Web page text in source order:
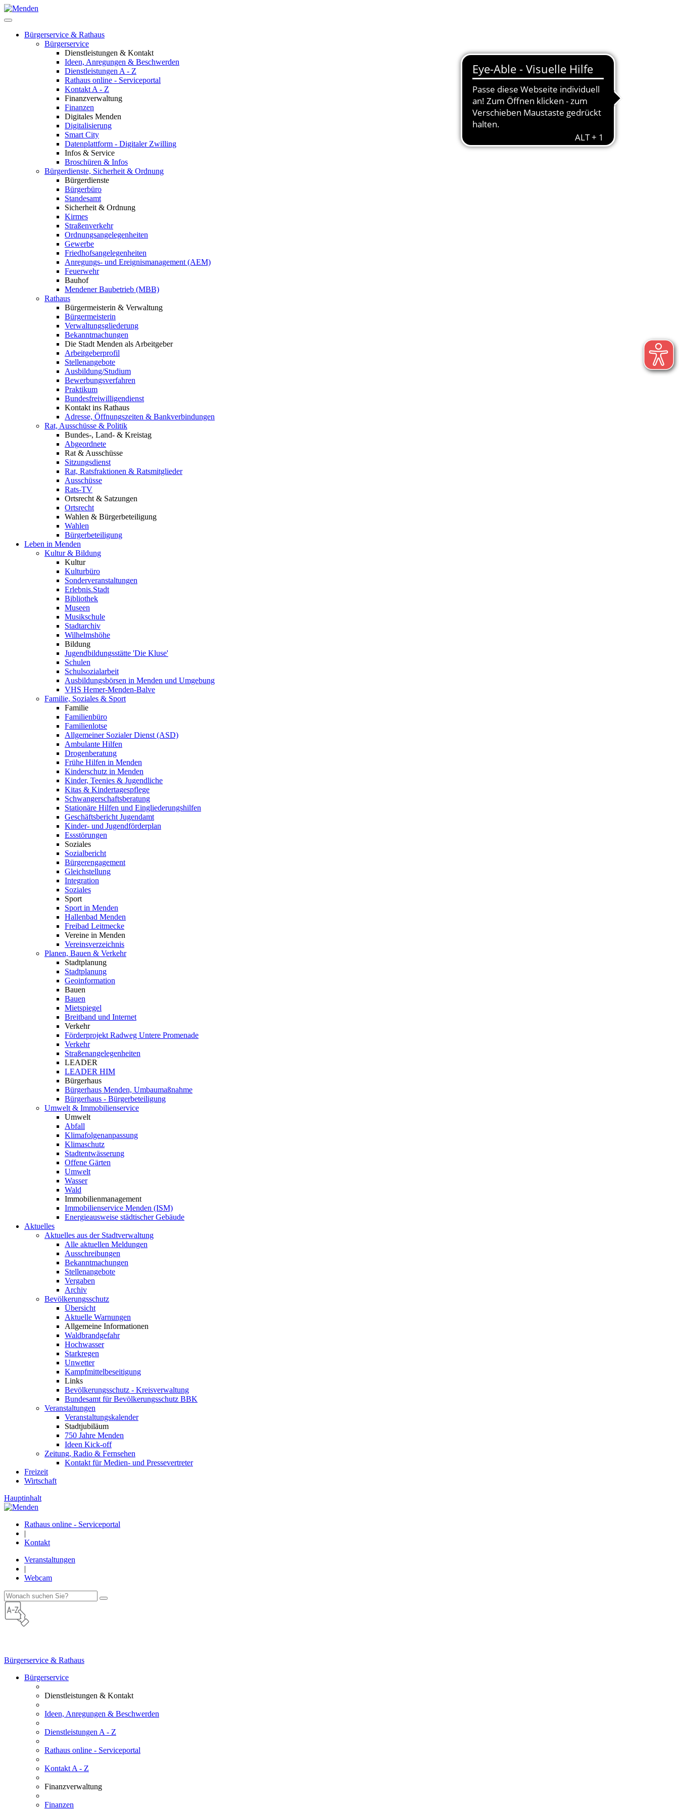
Bürgerservice & Rathaus
Bürgerservice
Dienstleistungen & Kontakt
Ideen, Anregungen & Beschwerden
Dienstleistungen A - Z
Rathaus online - Serviceportal
Kontakt A - Z
Finanzverwaltung
Finanzen
Digitales Menden
Digitalisierung
Smart City
Datenplattform - Digitaler Zwilling
Infos & Service
Broschüren & Infos
Bürgerdienste, Sicherheit & Ordnung
Bürgerdienste
Bürgerbüro
Standesamt
Sicherheit & Ordnung
Kirmes
Straßenverkehr
Ordnungsangelegenheiten
Gewerbe
Friedhofsangelegenheiten
Anregungs- und Ereignismanagement (AEM)
Feuerwehr
Bauhof
Mendener Baubetrieb (MBB)
Rathaus
Bürgermeisterin & Verwaltung
Bürgermeisterin
Verwaltungsgliederung
Bekanntmachungen
Die Stadt Menden als Arbeitgeber
Arbeitgeberprofil
Stellenangebote
Ausbildung/Studium
Bewerbungsverfahren
Praktikum
Bundesfreiwilligendienst
Kontakt ins Rathaus
Adresse, Öffnungszeiten & Bankverbindungen
Rat, Ausschüsse & Politik
Bundes-, Land- & Kreistag
Abgeordnete
Rat & Ausschüsse
Sitzungsdienst
Rat, Ratsfraktionen & Ratsmitglieder
Ausschüsse
Rats-TV
Ortsrecht & Satzungen
Ortsrecht
Wahlen & Bürgerbeteiligung
Wahlen
Bürgerbeteiligung
Leben in Menden
Kultur & Bildung
Kultur
Kulturbüro
Sonderveranstaltungen
Erlebnis.Stadt
Bibliothek
Museen
Musikschule
Stadtarchiv
Wilhelmshöhe
Bildung
Jugendbildungsstätte 'Die Kluse'
Schulen
Schulsozialarbeit
Ausbildungsbörsen in Menden und Umgebung
VHS Hemer-Menden-Balve
Familie, Soziales & Sport
Familie
Familienbüro
Familienlotse
Allgemeiner Sozialer Dienst (ASD)
Ambulante Hilfen
Drogenberatung
Frühe Hilfen in Menden
Kinderschutz in Menden
Kinder, Teenies & Jugendliche
Kitas & Kindertagespflege
Schwangerschaftsberatung
Stationäre Hilfen und Eingliederungshilfen
Geschäftsbericht Jugendamt
Kinder- und Jugendförderplan
Essstörungen
Soziales
Sozialbericht
Bürgerengagement
Gleichstellung
Integration
Soziales
Sport
Sport in Menden
Hallenbad Menden
Freibad Leitmecke
Vereine in Menden
Vereinsverzeichnis
Planen, Bauen & Verkehr
Stadtplanung
Stadtplanung
Geoinformation
Bauen
Bauen
Mietspiegel
Breitband und Internet
Verkehr
Förderprojekt Radweg Untere Promenade
Verkehr
Straßenangelegenheiten
LEADER
LEADER HIM
Bürgerhaus
Bürgerhaus Menden, Umbaumaßnahme
Bürgerhaus - Bürgerbeteiligung
Umwelt & Immobilienservice
Umwelt
Abfall
Klimafolgenanpassung
Klimaschutz
Stadtentwässerung
Offene Gärten
Umwelt
Wasser
Wald
Immobilienmanagement
Immobilienservice Menden (ISM)
Energieausweise städtischer Gebäude
Aktuelles
Aktuelles aus der Stadtverwaltung
Alle aktuellen Meldungen
Ausschreibungen
Bekanntmachungen
Stellenangebote
Vergaben
Archiv
Bevölkerungsschutz
Übersicht
Aktuelle Warnungen
Allgemeine Informationen
Waldbrandgefahr
Hochwasser
Starkregen
Unwetter
Kampfmittelbeseitigung
Links
Bevölkerungsschutz - Kreisverwaltung
Bundesamt für Bevölkerungsschutz BBK
Veranstaltungen
Veranstaltungskalender
Stadtjubiläum
750 Jahre Menden
Ideen Kick-off
Zeitung, Radio & Fernsehen
Kontakt für Medien- und Pressevertreter
Freizeit
Wirtschaft
Hauptinhalt
Rathaus online - Serviceportal
|
Kontakt
Veranstaltungen
|
Webcam
Bürgerservice & Rathaus
Bürgerservice
Dienstleistungen & Kontakt
Ideen, Anregungen & Beschwerden
Dienstleistungen A - Z
Rathaus online - Serviceportal
Kontakt A - Z
Finanzverwaltung
Finanzen